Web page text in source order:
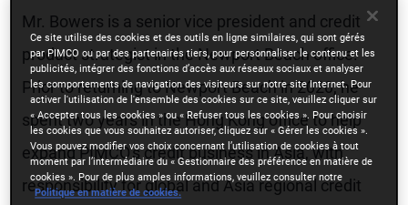
Mr. Bowers is a senior vice president and credit
product strategist in the Newport Beach office.
Prior to returning to Newport Beach in 2020, he
spent two years in the Hong Kong office to help
expand PIMCO's credit business in Asia, with
responsibility for global and Asia regional credit
Ce site utilise des cookies et des outils en ligne similaires, qui sont gérés
par PIMCO ou par des partenaires tiers, pour personnaliser le contenu et les
publicités, intégrer des fonctions d’accès aux réseaux sociaux et analyser
les comportements de navigation des visiteurs sur notre site Internet. Pour
activer l'utilisation de l'ensemble des cookies sur ce site, veuillez cliquer sur
« Accepter tous les cookies » ou « Refuser tous les cookies ». Pour choisir
les cookies que vous souhaitez autoriser, cliquez sur « Gérer les cookies ».
Vous pouvez modifier vos choix concernant l’utilisation de cookies à tout
moment par l’intermédiaire du « Gestionnaire des préférence en matière de
cookies ». Pour de plus amples informations, veuillez consulter notre
Politique en matière de cookies.